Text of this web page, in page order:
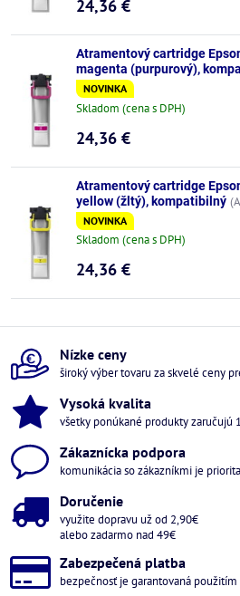
24,36 €
Atramentový cartridge
magenta (purpurový),
NOVINKA
Skladom (cena s DPH)
24,36 €
Atramentový cartridge
yellow (žltý), kompatibilný
NOVINKA
Skladom (cena s DPH)
24,36 €
Nízke ceny
široký výber tovaru za skvelé ceny
Vysoká kvalita
všetky ponúkané produkty zaručujú
Zákaznícka podpora
komunikácia so zákazníkmi je priorita
Doručenie
využite dopravu už od 2,90€
alebo zadarmo nad 49€
Zabezpečená platba
bezpečnosť je garantovaná